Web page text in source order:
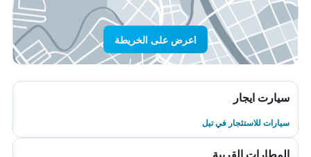
اعرض على الخريطة
سيارت ايجار
سيارات للاستئجار في تيل